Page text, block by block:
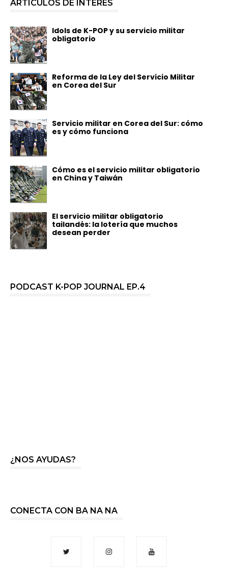
ARTÍCULOS DE INTERÉS
Idols de K-POP y su servicio militar
obligatorio
Reforma de la Ley del Servicio Militar
en Corea del Sur
Servicio militar en Corea del Sur: cómo
es y cómo funciona
Cómo es el servicio militar obligatorio
en China y Taiwán
El servicio militar obligatorio
tailandés: la lotería que muchos
desean perder
PODCAST K-POP JOURNAL EP.4
¿NOS AYUDAS?
CONECTA CON BA NA NA